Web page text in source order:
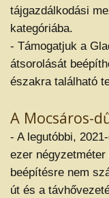
tájgazdálkodási
kategóriába.
- Támogatjuk a
átsorolását
északra található
A Mocsáros-
- A legutóbbi,
ezer
beépítésre nem
út és a